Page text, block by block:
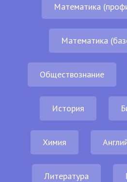
Математика
Математика
Обществознание
История
Химия
Литература